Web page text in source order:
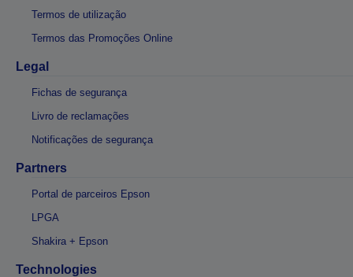
Termos de utilização
Termos das Promoções Online
Legal
Fichas de segurança
Livro de reclamações
Notificações de segurança
Partners
Portal de parceiros Epson
LPGA
Shakira + Epson
Technologies